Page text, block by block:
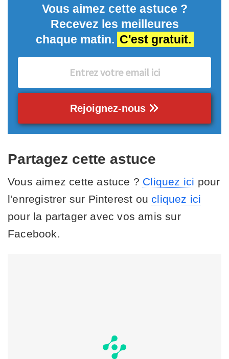
Vous aimez cette astuce ?
Recevez les meilleures
chaque matin. C'est gratuit.
Rejoignez-nous
Partagez cette astuce
Vous aimez cette astuce ? Cliquez ici pour
l'enregistrer sur Pinterest ou cliquez ici
pour la partager avec vos amis sur
Facebook.